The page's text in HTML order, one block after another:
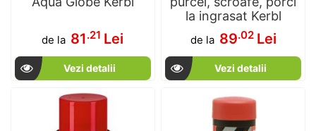
de la 81.21 Lei
Vezi detalii
la ingrasat Kerbl
de la 89.02 Lei
Vezi detalii